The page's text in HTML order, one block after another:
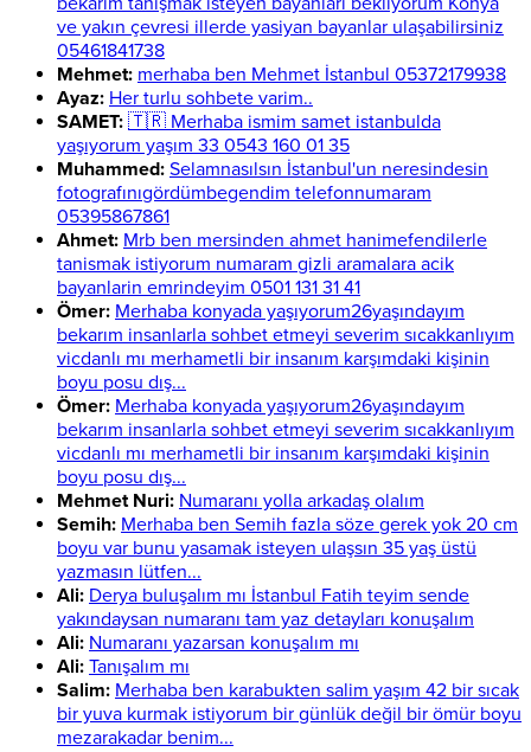
ve yakın çevresi illerde yasiyan bayanlar ulaşabilirsiniz
05461841738
Mehmet: merhaba ben Mehmet İstanbul 05372179938
Ayaz: Her turlu sohbete varim..
SAMET: 🇹🇷 Merhaba ismim samet istanbulda
yaşıyorum yaşım 33 0543 160 01 35
Muhammed: Selamnasılsın İstanbul'un neresindesin
fotografınıgördümbegendim telefonnumaram
05395867861
Ahmet: Mrb ben mersinden ahmet hanimefendilerle
tanismak istiyorum numaram gizli aramalara acik
bayanlarin emrindeyim 0501 131 31 41
Ömer: Merhaba konyada yaşıyorum26yaşındayım
bekarım insanlarla sohbet etmeyi severim sıcakkanlıyım
vicdanlı mı merhametli bir insanım karşımdaki kişinin
boyu posu dış...
Ömer: Merhaba konyada yaşıyorum26yaşındayım
bekarım insanlarla sohbet etmeyi severim sıcakkanlıyım
vicdanlı mı merhametli bir insanım karşımdaki kişinin
boyu posu dış...
Mehmet Nuri: Numaranı yolla arkadaş olalım
Semih: Merhaba ben Semih fazla söze gerek yok 20 cm
boyu var bunu yasamak isteyen ulaşsın 35 yaş üstü
yazmasın lütfen...
Ali: Derya buluşalım mı İstanbul Fatih teyim sende
yakındaysan numaranı tam yaz detayları konuşalım
Ali: Numaranı yazarsan konuşalım mı
Ali: Tanışalım mı
Salim: Merhaba ben karabukten salim yaşım 42 bir sıcak
bir yuva kurmak istiyorum bir günlük değil bir ömür boyu
mezarakadar benim...